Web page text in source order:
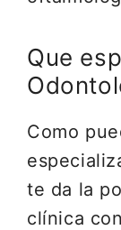
Que
Como
te da la
clínica